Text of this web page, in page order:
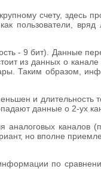
счету, здесь
пользователи,
- 9 бит). Данные
из данных о
Таким образом,
и длительность
данные о 2-ух
аналоговых каналов
но вполне
по